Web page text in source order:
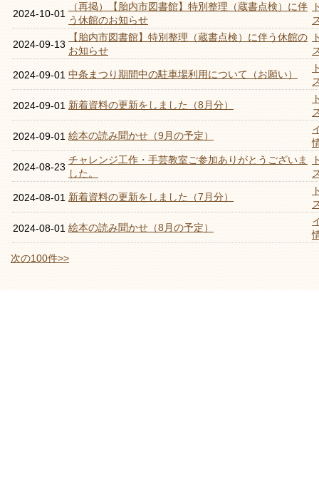
2024-10-01
（再掲）【胎内市図書館】特別整理（蔵書点検）に伴
う休館のお知らせ
2024-09-13
【胎内市図書館】特別整理（蔵書点検）に伴う休館の
お知らせ
2024-09-01 中条まつり期間中の駐車場利用について（お願い）
2024-09-01 新着資料の更新をしました（8月分）
2024-09-01 絵本の読み聞かせ（9月の予定）
2024-08-23
チャレンジ工作・手芸教室ご参加ありがとうございま
した。
2024-08-01 新着資料の更新をしました（7月分）
2024-08-01 絵本の読み聞かせ（8月の予定）
次の100件>>